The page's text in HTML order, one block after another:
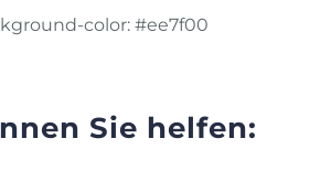
color: #ee7f00
Sie helfen: